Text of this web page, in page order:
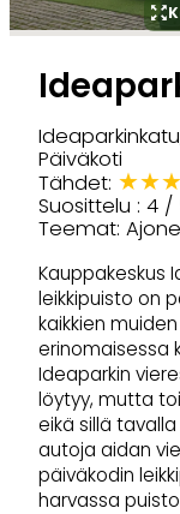
Päiväkoti
Tähdet: ★★★
Suosittelu : 4 /
Teemat:
Kauppakeskus
leikkipuisto on
kaikkien
erinomaisessa
Ideaparkin
löytyy, mutta
eikä sillä
autoja aidan
päiväkodin
harvassa